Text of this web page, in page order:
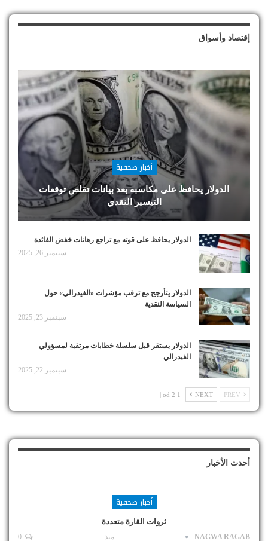
إقتصاد وأسواق
أخبار صحفية
الدولار يحافظ على مكاسبه بعد بيانات تقلص توقعات
التيسير النقدي
الدولار يحافظ على قوته مع تراجع رهانات خفض الفائدة
سبتمبر 26, 2025
الدولار يتأرجح مع ترقب مؤشرات «الفيدرالي» حول
السياسة النقدية
سبتمبر 23, 2025
الدولار يستقر قبل سلسلة خطابات مرتقبة لمسؤولي
الفيدرالي
سبتمبر 22, 2025
NEXT
1 od 2 |
أحدث الأخبار
أخبار صحفية
ثروات القارة متعددة
NAGWA RAGAB منذ